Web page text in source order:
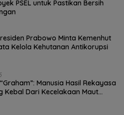
PSEL untuk Pastikan Bersih
Prabowo Minta Kemenhut
Kelola Kehutanan Antikorupsi
Manusia Hasil Rekayasa
Kebal Dari Kecelakaan Maut